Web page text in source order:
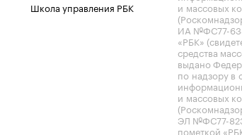
Школа управления РБК
и массовых
ИА №ФС77-
«РБК»
средства
выдано
по надзору в
и массовых
ЭЛ №ФС77-
пометкой